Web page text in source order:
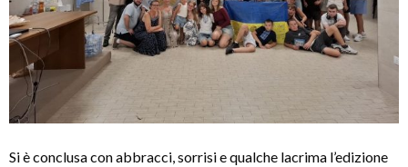
Si è conclusa con abbracci, sorrisi e qualche lacrima l’edizione